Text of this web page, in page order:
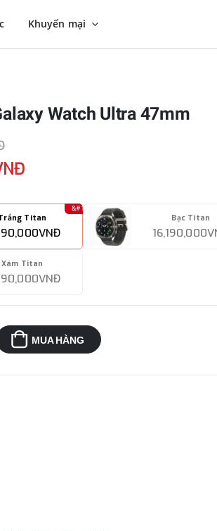
Khuyến mại
Watch Ultra 47mm
Titan Bạc Titan
Xám Titan
MUA HÀNG